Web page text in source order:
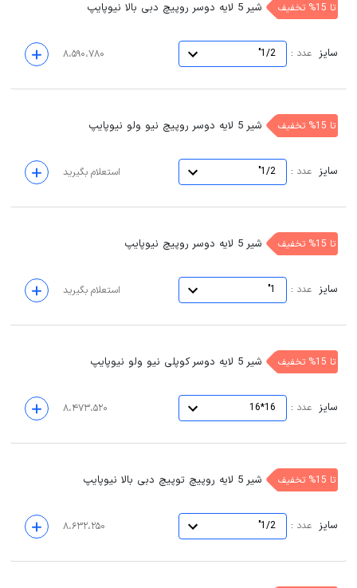
تا 15% تخفیف شیر 5 لایه دوسر روپیچ دبی بالا نیوپایپ
سایز عدد :
1/2" ۸،۵۹۰،۷۸۰
تا 15% تخفیف شیر 5 لایه دوسر روپیچ نیو ولو نیوپایپ
سایز عدد :
1/2" استعلام بگیرید
تا 15% تخفیف شیر 5 لایه دوسر روپیچ نیوپایپ
سایز عدد :
1" استعلام بگیرید
تا 15% تخفیف شیر 5 لایه دوسر کوپلی نیو ولو نیوپایپ
سایز عدد :
16*16 ۸،۴۷۳،۵۲۰
تا 15% تخفیف شیر 5 لایه روپیچ توپیچ دبی بالا نیوپایپ
سایز عدد :
1/2" ۸،۶۳۲،۲۵۰